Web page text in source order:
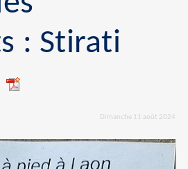
: Stirati
Dimanche 11 août 2024